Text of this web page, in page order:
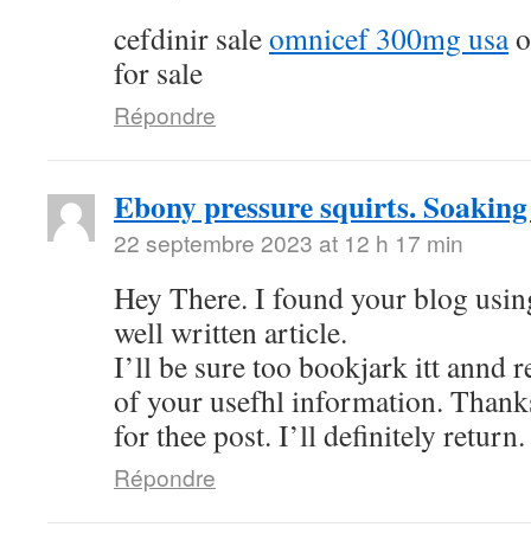
cefdinir saleomnicef 300mg usa
for sale
Répondre
Ebony pressure squirts.
22 septembre 2023 at 12 h 17 min
Hey There. I found your blog
well written article.
I’ll be sure too bookjark itt annd
of your usefhl information.
for thee post. I’ll definitely return.
Répondre